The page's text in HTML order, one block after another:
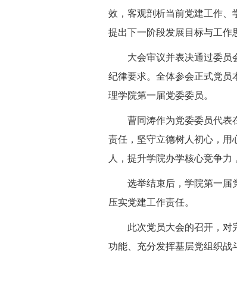
效，客观剖析当前党建工作、
提出下一阶段发展目标与工作
大会审议并表决通过委员
纪律要求。全体参会正式党员
理学院第一届党委委员。
曹同涛作为党委委员代表
责任，坚守立德树人初心，用
人，提升学院办学核心竞争力
选举结束后，学院第一届
压实党建工作责任。
此次党员大会的召开，对
功能、充分发挥基层党组织战